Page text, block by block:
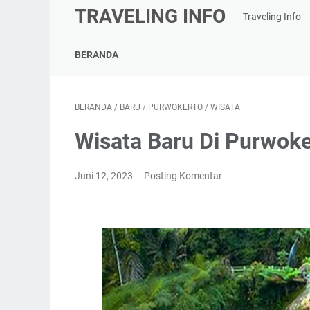
TRAVELING INFO Traveling Info
BERANDA
BERANDA / BARU / PURWOKERTO / WISATA
Wisata Baru Di
Juni 12, 2023 Posting Komentar